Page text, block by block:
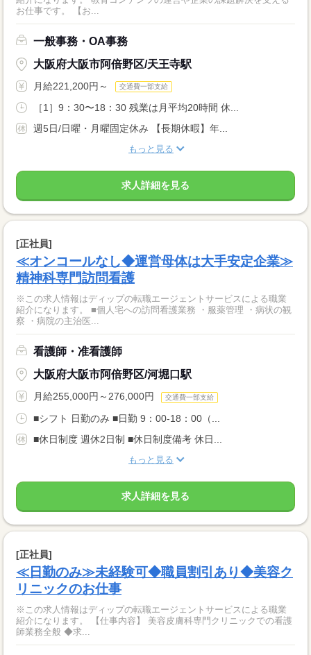
お仕事です。 【お...
一般事務・OA事務
大阪府大阪市阿倍野区/天王寺駅
月給221,200円～ 交通費一部支給
［1］9：30〜18：30 残業は月平均20時間 休...
週5日/日曜・月曜固定休み 【長期休暇】年...
もっと見る
求人詳細を見る
[正社員]
≪オンコールなし◆運営母体は大手安定企業≫
精神科専門訪問看護
※この求人情報はディップの転職エージェントサービスによる職業
紹介になります。 ■個人宅への訪問看護業務 ・服薬管理 ・病状の観
察 ・病院の主治医...
看護師・准看護師
大阪府大阪市阿倍野区/河堀口駅
月給255,000円～276,000円 交通費一部支給
■シフト 日勤のみ ■日勤 9：00-18：00（...
■休日制度 週休2日制 ■休日制度備考 休日...
もっと見る
求人詳細を見る
[正社員]
≪日勤のみ≫未経験可◆職員割引あり◆美容ク
リニックのお仕事
※この求人情報はディップの転職エージェントサービスによる職業
紹介になります。 【仕事内容】 美容皮膚科専門クリニックでの看護
師業務全般 ◆求...